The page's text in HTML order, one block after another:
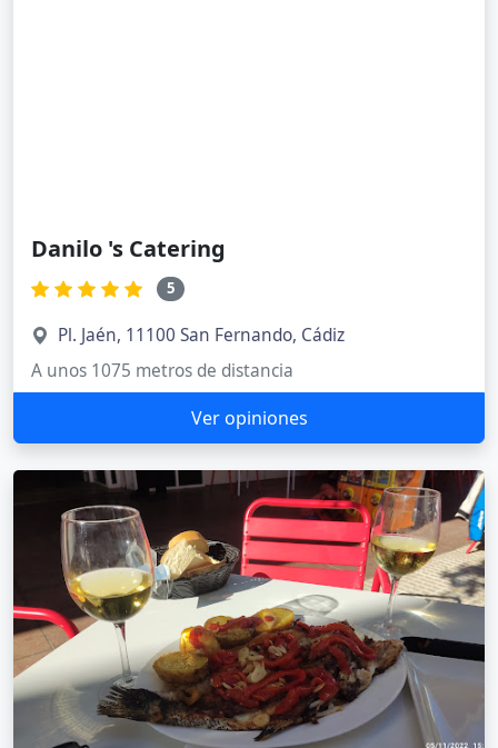
Danilo 's Catering
5
Pl. Jaén, 11100 San Fernando, Cádiz
A unos 1075 metros de distancia
Ver opiniones